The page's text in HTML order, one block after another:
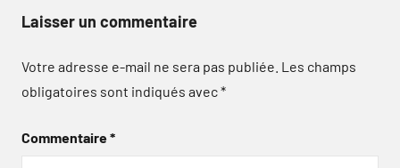
Laisser un commentaire
Votre adresse e-mail ne sera pas publiée. Les champs
obligatoires sont indiqués avec*
Commentaire*